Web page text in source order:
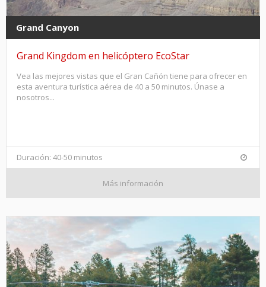
Grand Canyon
Grand Kingdom en helicóptero EcoStar
Vea las mejores vistas que el Gran Cañón tiene para ofrecer en
esta aventura turística aérea de 40 a 50 minutos. Únase a
nosotros...
Duración: 40-50 minutos
Más información